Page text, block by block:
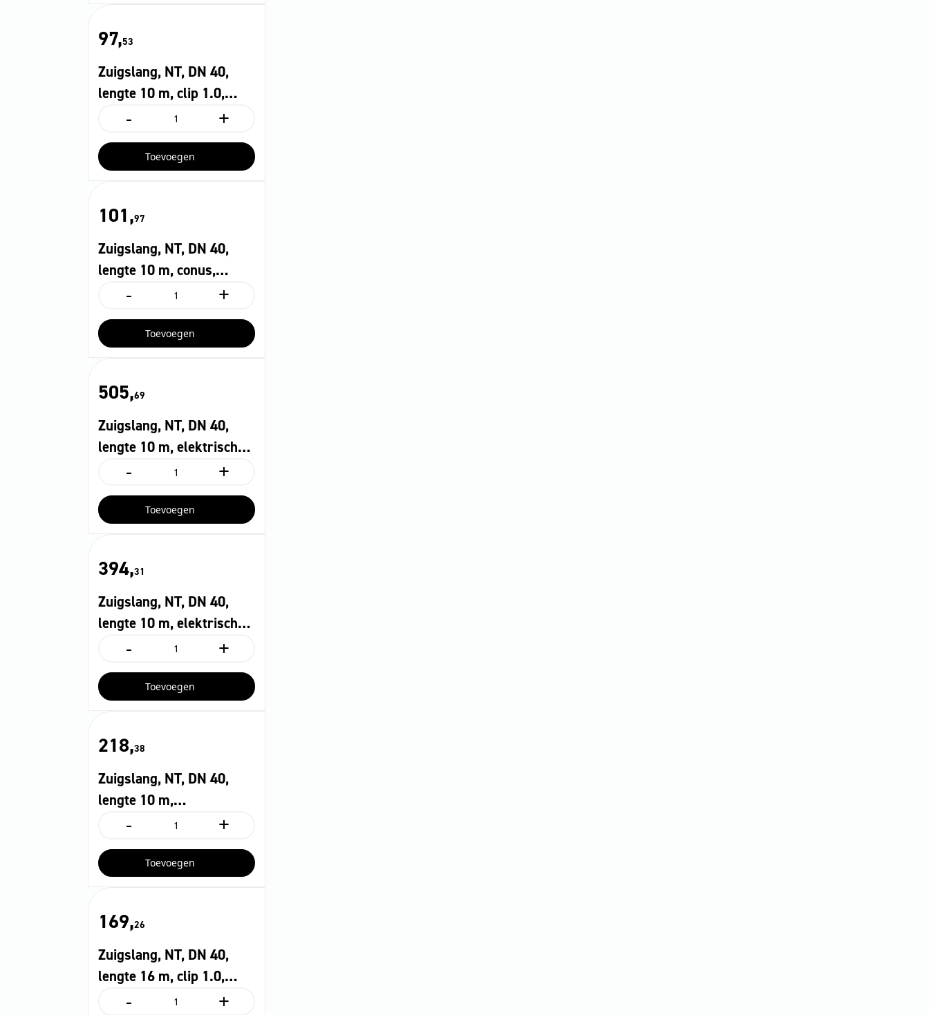
NT,
DN
lengte
m,
geleidend,
97,53
Zuigslang, NT, DN 40,
lengte 10 m, clip 1.0,
bajonet 1.0
-
Zuigslang,
DN
lengte
clip
1.0,
1.0
+
Toevoegen
101,97
Zuigslang, NT, DN 40,
lengte 10 m, conus,
bajonet 1.0
-
Zuigslang,
DN
lengte
conus,
bajonet
aantal
+
Toevoegen
505,69
Zuigslang, NT, DN 40,
lengte 10 m, elektrisch
geleidend, conus, bajonet
-
Zuigslang,
DN
lengte
elektrisch
geleidend,
bajonet
aantal
+
Toevoegen
394,31
Zuigslang, NT, DN 40,
lengte 10 m, elektrisch
geleidend, clip 1.0,
-
Zuigslang,
DN
lengte
elektrisch
geleidend,
1.0,
1.0
+
Toevoegen
218,38
Zuigslang, NT, DN 40,
lengte 10 m,
oliebestendig, conus,
-
Zuigslang,
DN
lengte
oliebestendig,
conus,
1,0
+
Toevoegen
169,26
Zuigslang, NT, DN 40,
lengte 16 m, clip 1.0,
bajonet 1.0
-
Zuigslang,
+